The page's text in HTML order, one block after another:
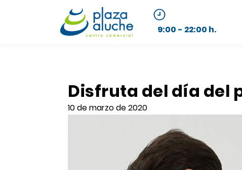
9:00 - 22:00 h.
Disfruta del día del
10 de marzo de 2020